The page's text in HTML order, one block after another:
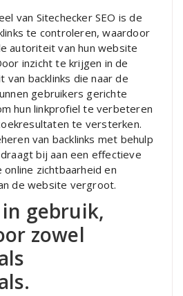
van Sitechecker SEO is de
te controleren, waardoor
autoriteit van hun website
inzicht te krijgen in de
backlinks die naar de
gebruikers gerichte
hun linkprofiel te verbeteren
te versterken.
van backlinks met behulp
bij aan een effectieve
zichtbaarheid en
de website vergroot.
gebruik,
zowel